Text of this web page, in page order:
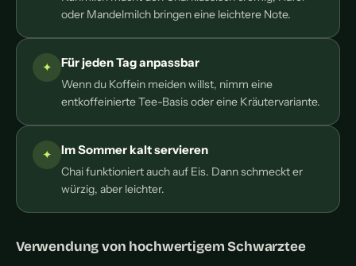
oder Mandelmilch bringen eine leichtere Note.
Für jeden Tag anpassbar
Wenn du Koffein meiden willst, nimm eine
entkoffeinierte Tee-Basis oder eine Kräutervariante.
Im Sommer kalt servieren
Chai funktioniert auch auf Eis. Dann schmeckt er
würzig, aber leichter.
Verwendung von hochwertigem Schwarztee